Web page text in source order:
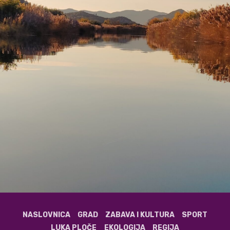
NASLOVNICA GRAD ZABAVA I KULTURA
SPORT
LUKA PLOČE
EKOLOGIJA REGIJA